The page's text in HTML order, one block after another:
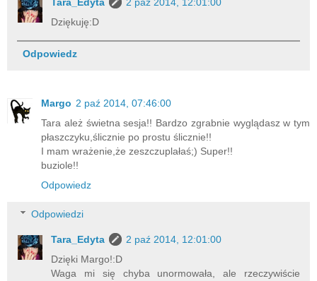
Dziękuję:D
Odpowiedz
Margo 2 paź 2014, 07:46:00
Tara ależ świetna sesja!! Bardzo zgrabnie wyglądasz w tym
płaszczyku,ślicznie po prostu ślicznie!!
I mam wrażenie,że zeszczuplałaś;) Super!!
buziole!!
Odpowiedz
Odpowiedzi
Tara_Edyta
2 paź 2014, 12:01:00
Dzięki Margo!:D
Waga mi się chyba unormowała, ale rzeczywiście